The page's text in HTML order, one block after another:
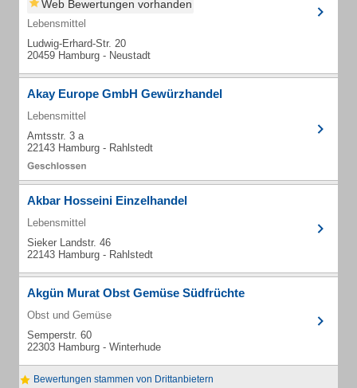
Web Bewertungen vorhanden
Lebensmittel
Ludwig-Erhard-Str. 20
20459 Hamburg - Neustadt
Akay Europe GmbH Gewürzhandel
Lebensmittel
Amtsstr. 3 a
22143 Hamburg - Rahlstedt
Akbar Hosseini Einzelhandel
Lebensmittel
Sieker Landstr. 46
22143 Hamburg - Rahlstedt
Akgün Murat Obst Gemüse Südfrüchte
Obst und Gemüse
Semperstr. 60
22303 Hamburg - Winterhude
Bewertungen stammen von Drittanbietern